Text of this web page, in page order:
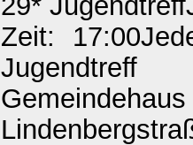
Zeit:
Jugendtreff